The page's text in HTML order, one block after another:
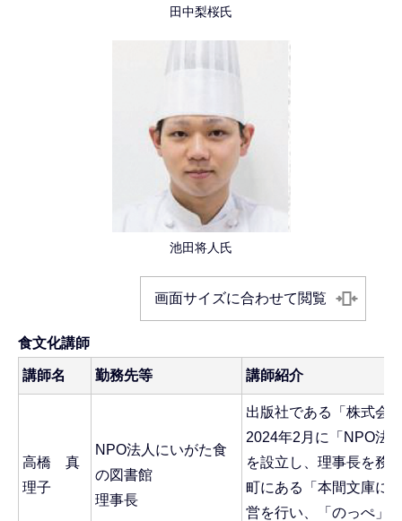
田中梨桜氏
池田将人氏
画面サイズに合わせて閲覧
食文化講師
講師名 勤務先等 講師紹介
高橋 真
理子
NPO法人にいがた食
の図書館
理事長
出版社である「株式会
2024年2月に「NPO法
を設立し、理事長を務
町にある「本間文庫に
営を行い、「のっぺ」